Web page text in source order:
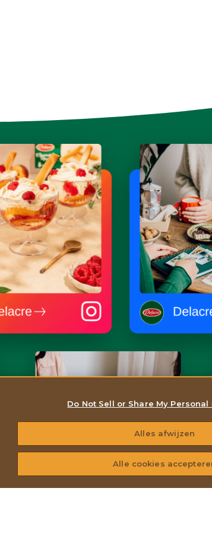
Do Not Sell or Share My
Alles afwijzen
Alle cookies